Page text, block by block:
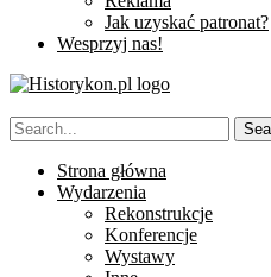
Jak uzyskać patronat?
Wesprzyj nas!
Strona główna
Wydarzenia
Rekonstrukcje
Konferencje
Wystawy